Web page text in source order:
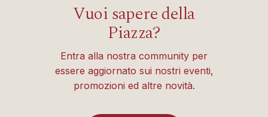
Vuoi sapere della
Piazza?
Entra alla nostra community per
essere aggiornato sui nostri eventi,
promozioni ed altre novità.